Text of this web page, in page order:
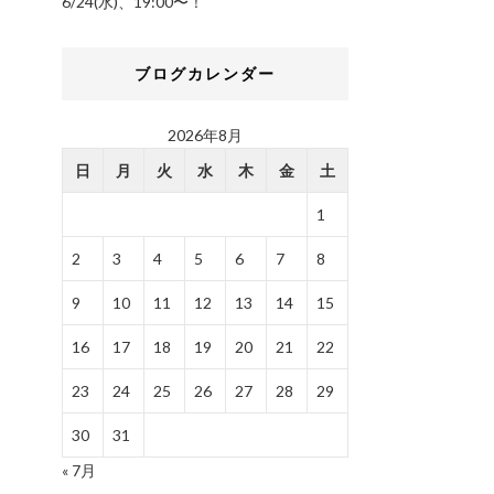
ブログカレンダー
2026年8月
日
月 火 水 木 金 土
1
2 3 4 5 6 7 8
9 10 11 12 13 14 15
16 17 18 19 20 21 22
23 24 25 26 27 28 29
30
31
« 7月